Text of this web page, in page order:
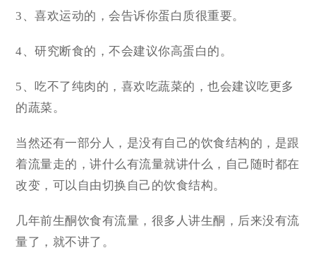
3、喜欢运动的，会告诉你蛋白质很重要。
4、研究断食的，不会建议你高蛋白的。
5、吃不了纯肉的，喜欢吃蔬菜的，也会建议吃更多
的蔬菜。
当然还有一部分人，是没有自己的饮食结构的，是跟
着流量走的，讲什么有流量就讲什么，自己随时都在
改变，可以自由切换自己的饮食结构。
几年前生酮饮食有流量，很多人讲生酮，后来没有流
量了，就不讲了。